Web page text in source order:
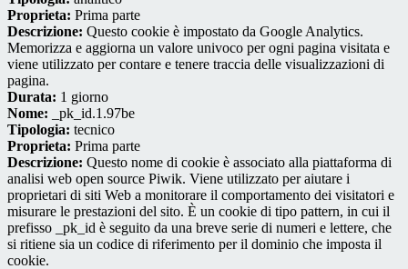
Proprieta: Prima parte
Descrizione: Questo cookie è impostato da Google Analytics.
Memorizza e aggiorna un valore univoco per ogni pagina visitata e
viene utilizzato per contare e tenere traccia delle visualizzazioni di
pagina.
Durata: 1 giorno
Nome: _pk_id.1.97be
Tipologia: tecnico
Proprieta: Prima parte
Descrizione: Questo nome di cookie è associato alla piattaforma di
analisi web open source Piwik. Viene utilizzato per aiutare i
proprietari di siti Web a monitorare il comportamento dei visitatori e
misurare le prestazioni del sito. È un cookie di tipo pattern, in cui il
prefisso _pk_id è seguito da una breve serie di numeri e lettere, che
si ritiene sia un codice di riferimento per il dominio che imposta il
cookie.